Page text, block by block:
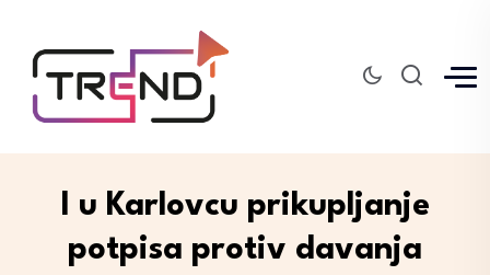
I u Karlovcu prikupljanje
potpisa protiv davanja